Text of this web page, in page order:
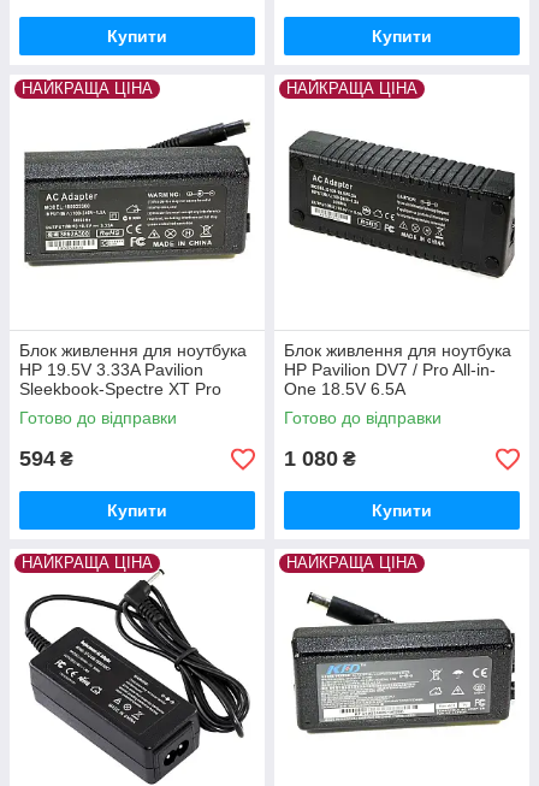
Купити Купити
НАЙКРАЩА ЦІНА
Блок живлення для ноутбука
HP 19.5V 3.33A Pavilion
Sleekbook-Spectre XT Pro
Готово до відправки
594 ₴
Купити
НАЙКРАЩА ЦІНА
Блок живлення для ноутбука
HP Pavilion DV7 / Pro All-in-
One 18.5V 6.5A
Готово до відправки
1 080 ₴
Купити
НАЙКРАЩА ЦІНА НАЙКРАЩА ЦІНА